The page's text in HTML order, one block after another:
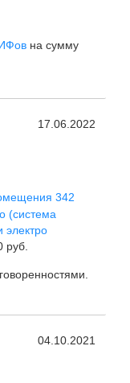
на сумму
17.06.2022
342
(система
электро
руб.
04.10.2021